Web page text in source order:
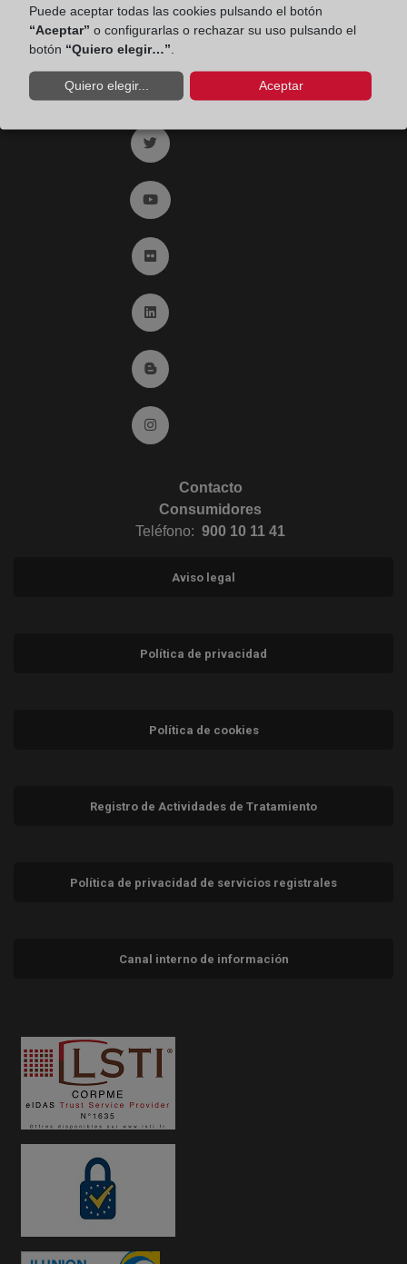
Registro de entrada del Colegio de registradores
Ir a facebook (abre en ventana nueva)
Ir a twitter (abre en ventana nueva)
Ir a YouTube (abre en ventana nueva)
Ir a Flickr (abre en ventana nueva)
Ir a Linkedin (abre en ventana nueva)
Ir al Blog (abre en ventana nueva)
Ir a Instagram (abre en ventana nueva)
Contacto
Consumidores
Teléfono: 900 10 11 41
Aviso legal
Política de privacidad
Política de cookies
Registro de Actividades de Tratamiento
Política de privacidad de servicios registrales
Canal interno de información
Puede aceptar todas las cookies pulsando el botón
“Aceptar” o configurarlas o rechazar su uso pulsando el
botón “Quiero elegir…”
Quiero elegir... Aceptar